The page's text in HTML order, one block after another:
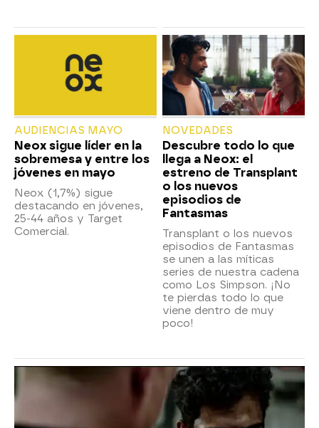
AUDIENCIAS MAYO
Neox sigue líder en la
sobremesa y entre los
jóvenes en mayo
Neox (1,7%) sigue
destacando en jóvenes,
25-44 años y Target
Comercial.
NOVEDADES
Descubre todo lo que
llega a Neox: el
estreno de Transplant
o los nuevos
episodios de
Fantasmas
Transplant o los nuevos
episodios de Fantasmas
se unen a las míticas
series de nuestra cadena
como Los Simpson. ¡No
te pierdas todo lo que
viene dentro de muy
poco!